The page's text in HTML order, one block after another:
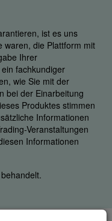
ist es uns
waren, die Plattform mit
Ihrer
fachkundiger
wie Sie mit der
bei der Einarbeitung
Produktes stimmen
Informationen
Veranstaltungen
Informationen